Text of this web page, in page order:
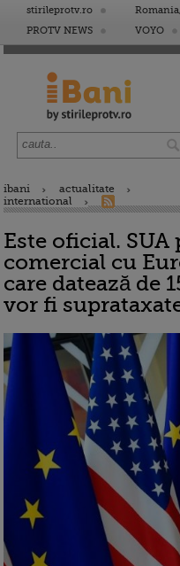
stirileprotv.ro
PROTV NEWS
VOYO
ibani
actualitate
international
Este oficial.
comercial cu
care datează de
vor fi